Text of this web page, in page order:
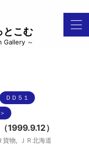
とこむ
Gallery ～
ＤＤ５１
1999.9.12）
貨物 ＪＲ北海道